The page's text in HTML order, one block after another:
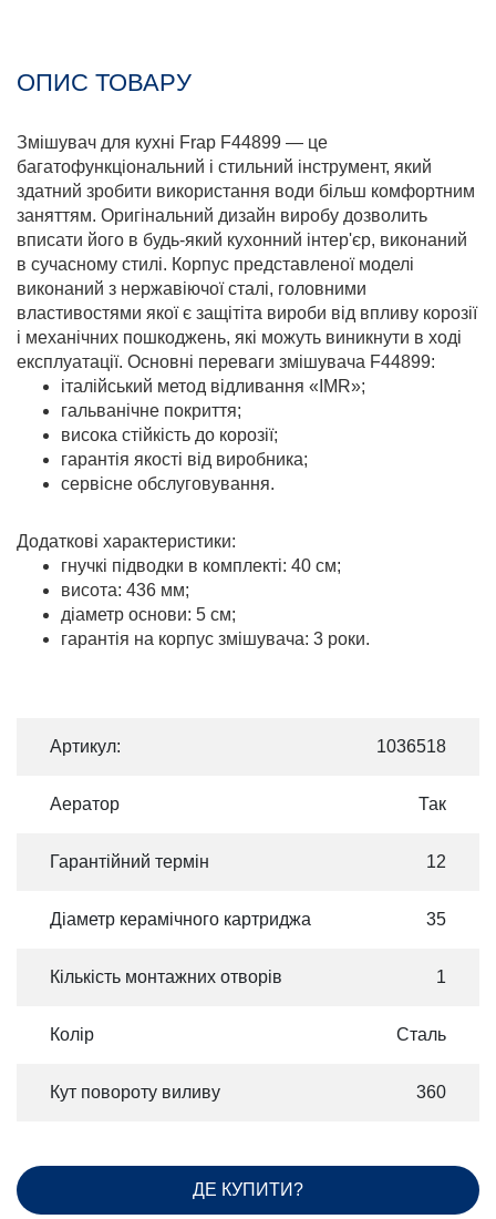
ОПИС ТОВАРУ
Змішувач для кухні Frap F44899 — це
багатофункціональний і стильний інструмент, який
здатний зробити використання води більш комфортним
заняттям. Оригінальний дизайн виробу дозволить
вписати його в будь-який кухонний інтер'єр, виконаний
в сучасному стилі. Корпус представленої моделі
виконаний з нержавіючої сталі, головними
властивостями якої є защітіта вироби від впливу корозії
і механічних пошкоджень, які можуть виникнути в ході
експлуатації. Основні переваги змішувача F44899:
італійський метод відливання «IMR»;
гальванічне покриття;
висока стійкість до корозії;
гарантія якості від виробника;
сервісне обслуговування.
Додаткові характеристики:
гнучкі підводки в комплекті: 40 см;
висота: 436 мм;
діаметр основи: 5 см;
гарантія на корпус змішувача: 3 роки.
Артикул: 1036518
Аератор Так
Гарантійний термін 12
Діаметр керамічного картриджа 35
Кількість монтажних отворів 1
Колір Сталь
Кут повороту виливу 360
ДЕ КУПИТИ?